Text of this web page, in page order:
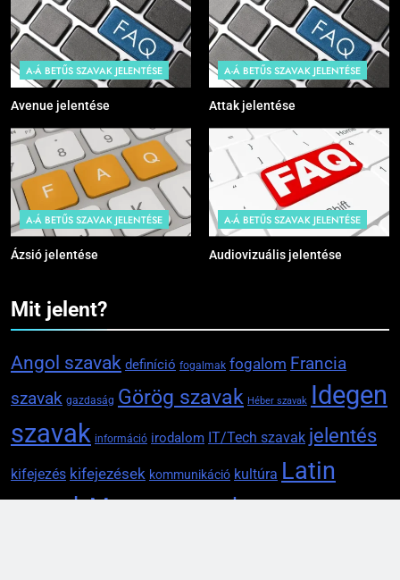
A-Á BETŰS SZAVAK JELENTÉSE
Avenue jelentése
A-Á BETŰS SZAVAK JELENTÉSE
Attak jelentése
A-Á BETŰS SZAVAK JELENTÉSE
Ázsió jelentése
A-Á BETŰS SZAVAK JELENTÉSE
Audiovizuális jelentése
Mit jelent?
Angol szavak definíció fogalmak fogalom Francia
szavak gazdaság Görög szavak Héber szavak Idegen
szavak információ irodalom IT/Tech szavak jelentés
kifejezés kifejezések kommunikáció kultúra Latin
szavakMagyar szavak